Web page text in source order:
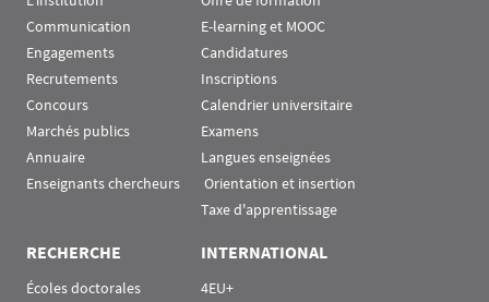
Communication
Engagements
Recrutements
Concours
Marchés publics
Annuaire
Enseignants chercheurs
E-learning et MOOC
Candidatures
Inscriptions
Calendrier universitaire
Examens
Langues enseignées
Orientation et insertion
Taxe d'apprentissage
RECHERCHE
Écoles doctorales
INTERNATIONAL
4EU+